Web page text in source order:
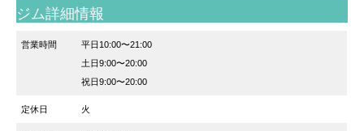
ジム詳細情報
営業時間
平日10:00〜21:00
土日9:00〜20:00
祝日9:00〜20:00
定休日 火